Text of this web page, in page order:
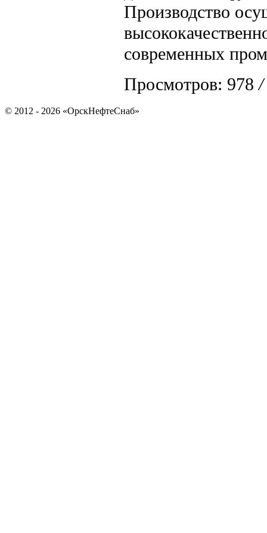
Производство
современных
Просмотров: 978/
© 2012 - 2026 «ОрскНефтеСнаб»